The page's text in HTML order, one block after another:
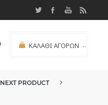
ΚΑΛΆΘΙ ΑΓΟΡΏΝ (0)
NEXT PRODUCT